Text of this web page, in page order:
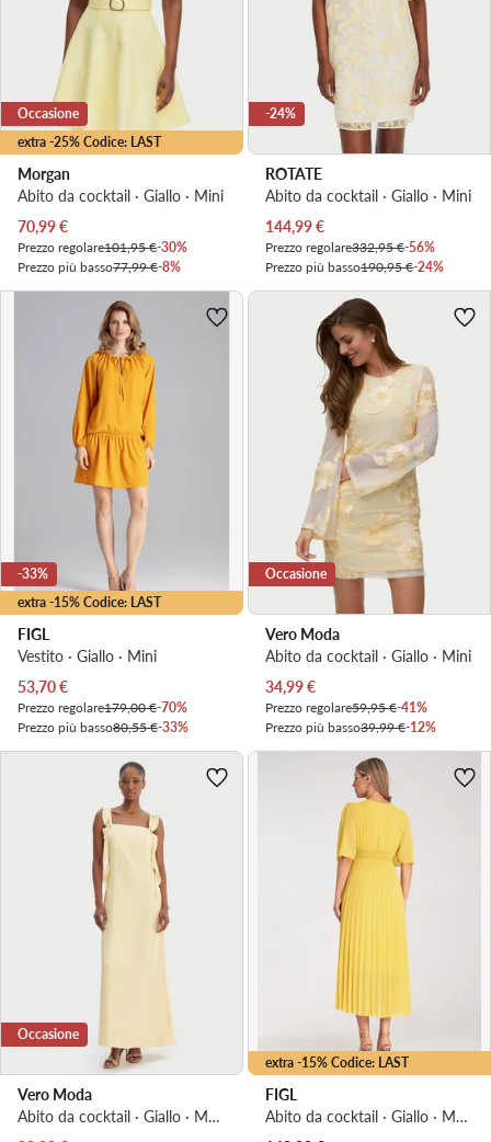
extra -25% Codice: LAST
Occasione
Morgan
Abito da cocktail · Giallo · Mini
Prezzo attuale
70,99€
Prezzo regolare101,95 €-30%
Prezzo più basso77,99 €-8%
-24%
ROTATE
Abito da cocktail · Giallo · Mini
Prezzo attuale
144,99€
Prezzo regolare332,95 €-56%
Prezzo più basso190,95 €-24%
extra -15% Codice: LAST
-33%
FIGL
Vestito · Giallo · Mini
Prezzo attuale
53,70€
Prezzo regolare179,00 €-70%
Prezzo più basso80,55 €-33%
Occasione
Vero Moda
Abito da cocktail · Giallo · Mini
Prezzo attuale
34,99€
Prezzo regolare59,95 €-41%
Prezzo più basso39,99 €-12%
Occasione
Vero Moda
Abito da cocktail · Giallo · Maxi
extra -15% Codice: LAST
FIGL
Abito da cocktail · Giallo · Maxi